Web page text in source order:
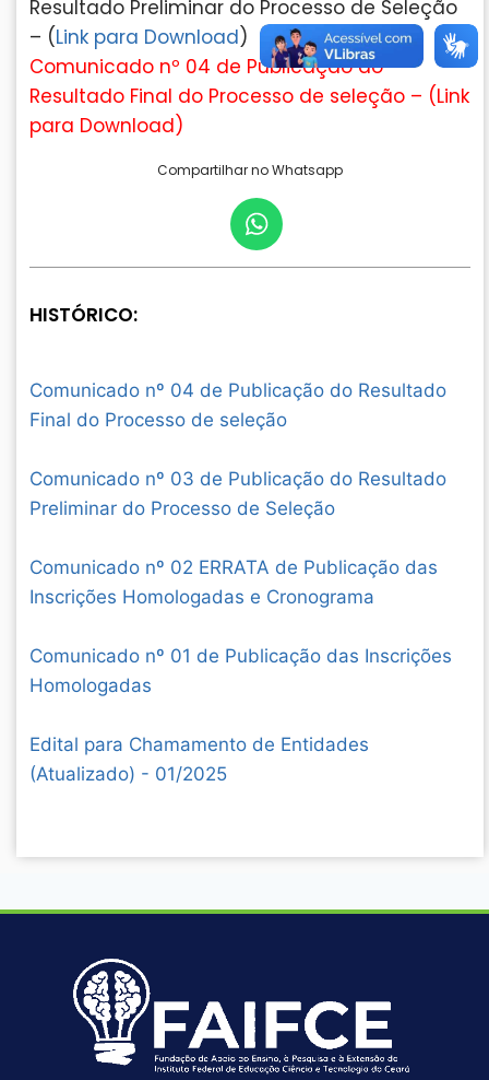
Resultado Preliminar do Processo de Seleção
– (Link para Download)
Comunicado nº 04 de Publicação do
Resultado Final do Processo de seleção – (Link
para Download)
Compartilhar no Whatsapp
HISTÓRICO:
Comunicado nº 04 de Publicação do Resultado
Final do Processo de seleção
Comunicado nº 03 de Publicação do Resultado
Preliminar do Processo de Seleção
Comunicado nº 02 ERRATA de Publicação das
Inscrições Homologadas e Cronograma
Comunicado nº 01 de Publicação das Inscrições
Homologadas
Edital para Chamamento de Entidades
(Atualizado) - 01/2025